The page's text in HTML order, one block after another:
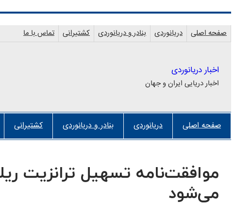
به
محتوا
صفحه اصلی دریانوردی بنادر و دریانوردی کشتیرانی تماس با ما
اخبار دریانوردی
اخبار دریایی ایران و جهان
صفحه اصلی دریانوردی بنادر و دریانوردی کشتیرانی
موافقت‌نامه تسهیل ترانزیت
می‌شود